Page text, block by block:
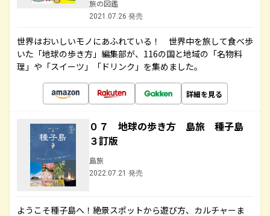
旅の図鑑
2021.07.26 発売
世界はおいしいモノにあふれている！ 世界中を旅して食べ歩
いた「地球の歩き方」編集部が、116の国と地域の「名物料
理」や「スイーツ」「ドリンク」を集めました。
詳細を見る
０７ 地球の歩き方 島旅 種子島
３訂版
島旅
2022.07.21 発売
ようこそ種子島へ！絶景スポットから遊び方、カルチャーま